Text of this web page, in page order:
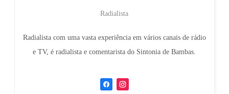
Radialista
Radialista com uma vasta experiência em vários canais de rádio
e TV, é radialista e comentarista do Sintonia de Bambas.